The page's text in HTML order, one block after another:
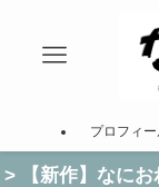
プロフィー
> 【新作】なにお